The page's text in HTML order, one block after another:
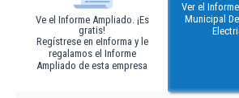
Ve el Informe Ampliado. ¡Es
gratis!
Regístrese en eInforma y le
regalamos el Informe
Ampliado de esta empresa
Ver el
Municipal